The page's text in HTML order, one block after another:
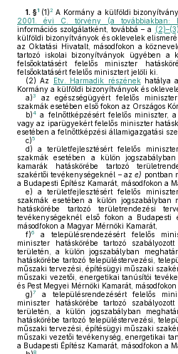
1. §1 (1)2 A Kormány a külföldi
2001. évi C. törvény (a továbbiakban:
információs szolgálatként, továbbá – a
külföldi bizonyítványok és oklevelek
az Oktatási Hivatalt, másodfokon a
tartozó iskolai bizonyítványok ügyében a
felsőoktatásért felelős miniszter
felsőoktatásért felelős minisztert jelöli ki.
(2) Az Etv. Harmadik részénekhatálya
Kormány a külföldi bizonyítványok és
a)3
az egészségügyért felelős
szakmák esetében első fokon az Országos
b)4 a felnőttképzésért felelős miniszter,
vagy az iparügyekért felelős miniszter
esetében a felnőttképzési államigazgatási
c)5
d) a területfejlesztésért felelős
szakmák esetében a külön
kamarák hatáskörébe tartozó
szakértői tevékenységeknél – aze) pontban
a Budapesti Építész Kamarát, másodfokon a
e) a területfejlesztésért felelős
szakmák esetében a külön jogszabályban
hatáskörébe tartozó területrendezési
tevékenységeknél első fokon a Budapesti
másodfokon a Magyar Mérnöki Kamarát,
f)6
a településrendezésért felelős
miniszter hatáskörébe tartozó
területén, a külön jogszabályban
hatáskörébe tartozó településtervezési,
műszaki tervezési, építésügyi műszaki
műszaki vezetői, energetikai tanúsítói
és Pest Megyei Mérnöki Kamarát,
g)7
a településrendezésért felelős
miniszter hatáskörébe tartozó
területén, a külön jogszabályban
hatáskörébe tartozó településtervezési,
műszaki tervezési, építésügyi műszaki
műszaki vezetői tevékenység, energetikai
a Budapesti Építész Kamarát, másodfokon a
8